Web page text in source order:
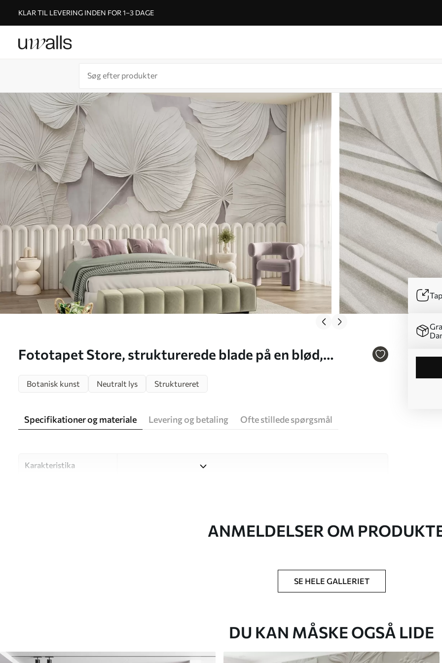
KLAR TIL LEVERING INDEN FOR 1–3 DAGE
Fototapet Store, strukturerede blade på en blød,
w09897
Botanisk kunst Neutralt lys Struktureret
Specifikationer og materiale Levering og betaling Ofte stillede spørgsmål
Karakteristika
Billedet printes i den størrelse, du har angivet, og skæres i identiske
kan rengøres med vand.
ANMELDELSER OM
SE HELE GALLERIET
DU KAN MÅSKE OGSÅ LIDE